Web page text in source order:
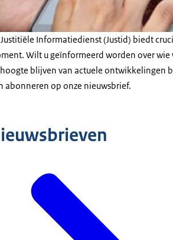
Justitiële Informatiedienst (Justid) biedt
Wilt u geïnformeerd worden over
blijven van actuele ontwikkelingen
abonneren op onze nieuwsbrief.